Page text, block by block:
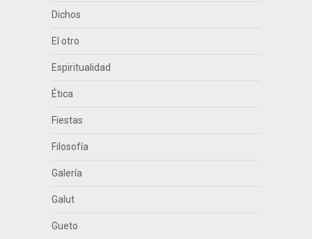
Dichos
El otro
Espiritualidad
Ética
Fiestas
Filosofía
Galería
Galut
Gueto